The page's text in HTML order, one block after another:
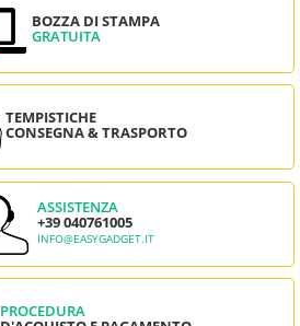
BOZZA DI STAMPA
GRATUITA
TEMPISTICHE
CONSEGNA & TRASPORTO
ASSISTENZA
+39 040761005
INFO@EASYGADGET.IT
PROCEDURA